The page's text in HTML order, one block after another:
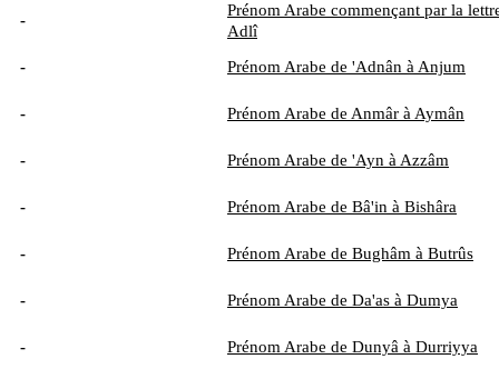
-
Prénom Arabe commençant par la
Adlî
-
Prénom Arabe de 'Adnân à Anjum
- Prénom Arabe de Anmâr à Aymân
- Prénom Arabe de 'Ayn à Azzâm
- Prénom Arabe de Bâ'in à Bishâra
- Prénom Arabe de Bughâm à Butrûs
- Prénom Arabe de Da'as à Dumya
- Prénom Arabe de Dunyâ à Durriyya